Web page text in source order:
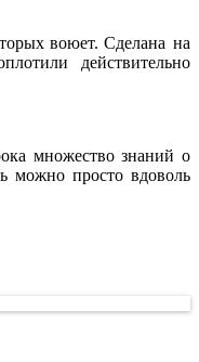
воюет.Cделана на
действительно
множество знаний о
можно просто вдоволь